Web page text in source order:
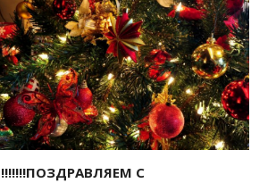
!!!!!!!ПОЗДРАВЛЯЕМ С